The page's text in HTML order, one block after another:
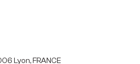
Lyon, FRANCE